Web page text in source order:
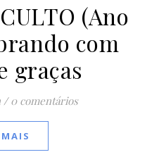
(Ano
com
graças
/ 0 comentários